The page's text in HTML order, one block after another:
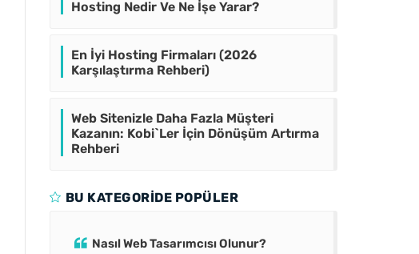
Hosting Nedir Ve Ne İşe Yarar?
En İyi Hosting Firmaları (2026
Karşılaştırma Rehberi)
Web Sitenizle Daha Fazla Müşteri
Kazanın: Kobi`Ler İçin Dönüşüm Artırma
Rehberi
BU KATEGORIDE POPÜLER
Nasıl Web Tasarımcısı Olunur?